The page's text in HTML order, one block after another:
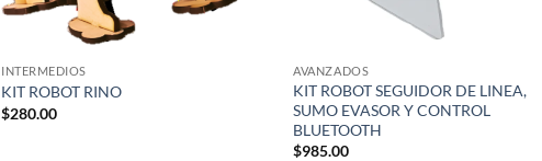
INTERMEDIOS
KIT ROBOT RINO
$280.00
AVANZADOS
KIT ROBOT SEGUIDOR DE LINEA,
SUMO EVASOR Y CONTROL
BLUETOOTH
$985.00